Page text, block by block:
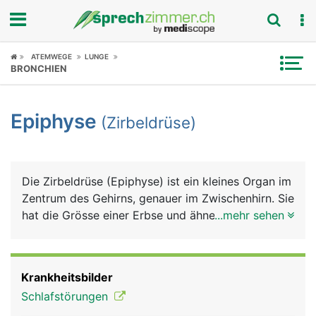
Fokus
Symptome
News
Rubriken
ATEMWEGE LUNGE
BRONCHIEN
Epiphyse (Zirbeldrüse)
Die Zirbeldrüse (Epiphyse) ist ein kleines Organ im
Zentrum des Gehirns, genauer im Zwischenhirn. Sie
hat die Grösse einer Erbse und ähnelt einem
wird über den Lichteinfall auf die Netzhaut des
Auges gesteuert: Bei Dunkelheit läuft sie auf
...mehr sehen
Krankheitsbilder
Schlafstörungen